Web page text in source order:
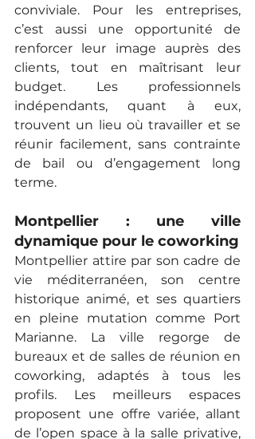
conviviale. Pour les entreprises,
c’est aussi une opportunité de
renforcer leur image auprès des
clients, tout en maîtrisant leur
budget. Les professionnels
indépendants, quant à eux,
trouvent un lieu où travailler et se
réunir facilement, sans contrainte
de bail ou d’engagement long
terme.
Montpellier : une ville
dynamique pour le coworking
Montpellier attire par son cadre de
vie méditerranéen, son centre
historique animé, et ses quartiers
en pleine mutation comme Port
Marianne. La ville regorge de
bureaux et de salles de réunion en
coworking, adaptés à tous les
profils. Les meilleurs espaces
proposent une offre variée, allant
de l’open space à la salle privative,